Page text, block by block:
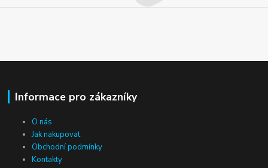
Informace pro zákazníky
O nás
Jak nakupovat
Obchodní podmínky
Kontakty